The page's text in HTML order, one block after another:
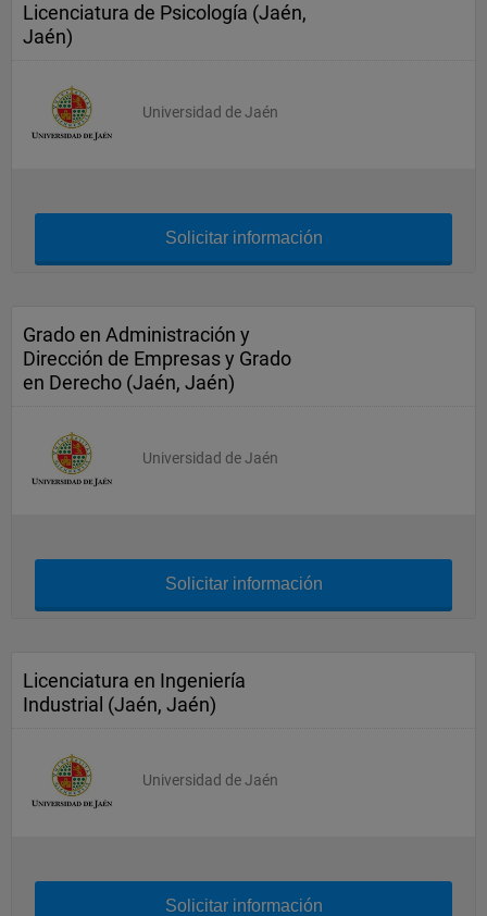
Licenciatura de Psicología (Jaén,
Jaén)
Universidad de Jaén
Solicitar información
Grado en Administración y
Dirección de Empresas y Grado
en Derecho (Jaén, Jaén)
Universidad de Jaén
Solicitar información
Licenciatura en Ingeniería
Industrial (Jaén, Jaén)
Universidad de Jaén
Solicitar información